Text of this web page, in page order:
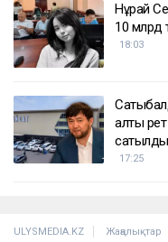
Нұрай
10 млрд
18:03
алты
сатылды
17:25
ULYSMEDIA.KZ Жаңалықтар